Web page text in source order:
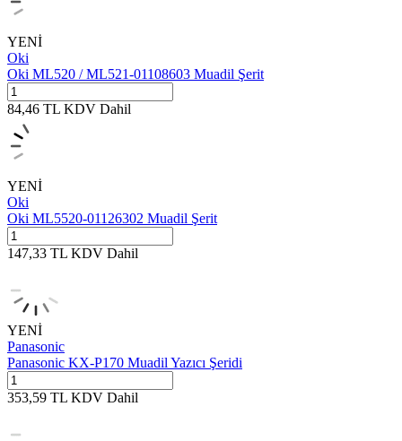
YENİ
Oki
Oki ML520 / ML521-01108603 Muadil Şerit
84,46 TL KDV Dahil
YENİ
Oki
Oki ML5520-01126302 Muadil Şerit
147,33 TL KDV Dahil
YENİ
Panasonic
Panasonic KX-P170 Muadil Yazıcı Şeridi
353,59 TL KDV Dahil